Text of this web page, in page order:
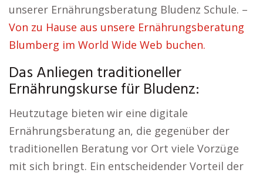
unserer Ernährungsberatung Bludenz Schule. –
Von zu Hause aus unsere Ernährungsberatung
Blumberg im World Wide Web buchen.
Das Anliegen traditioneller
Ernährungskurse für Bludenz:
Heutzutage bieten wir eine digitale
Ernährungsberatung an, die gegenüber der
traditionellen Beratung vor Ort viele Vorzüge
mit sich bringt. Ein entscheidender Vorteil der